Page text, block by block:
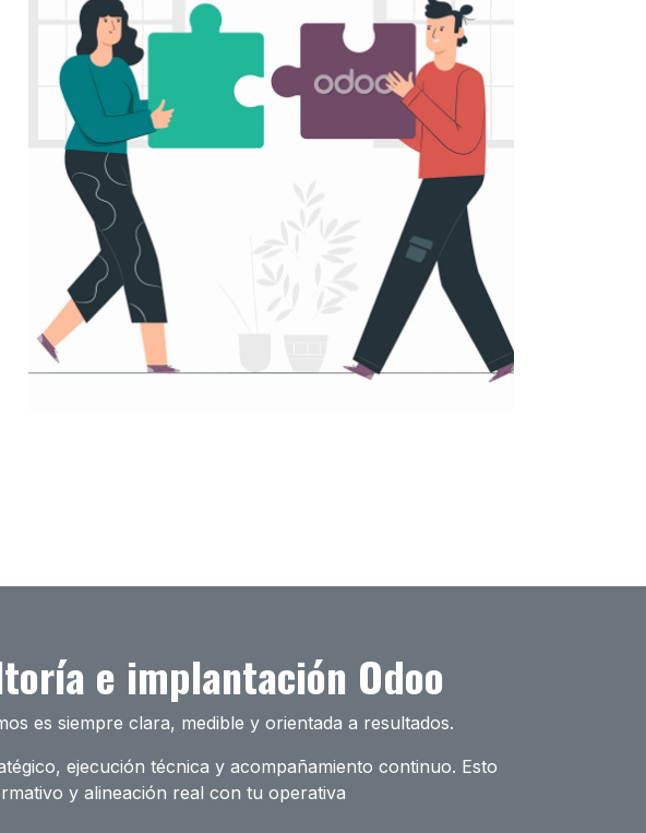
e implantación Odoo
es siempre clara, medible y orientada a resultados.
ejecución técnica y acompañamiento continuo. Esto
y alineación real con tu operativa